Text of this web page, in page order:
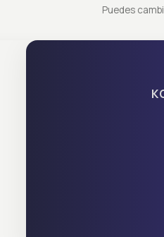
Puedes